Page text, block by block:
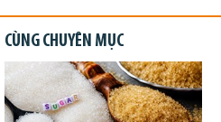
CÙNG CHUYÊN MỤC